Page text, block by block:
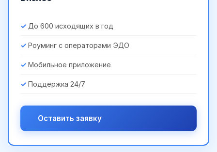
До 600 исходящих в год
Роуминг с операторами ЭДО
Мобильное приложение
Поддержка 24/7
Оставить заявку